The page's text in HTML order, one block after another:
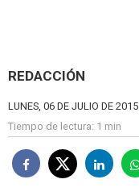
REDACCIÓN
LUNES, 06 DE JULIO DE 2015
Tiempo de lectura: 1 min